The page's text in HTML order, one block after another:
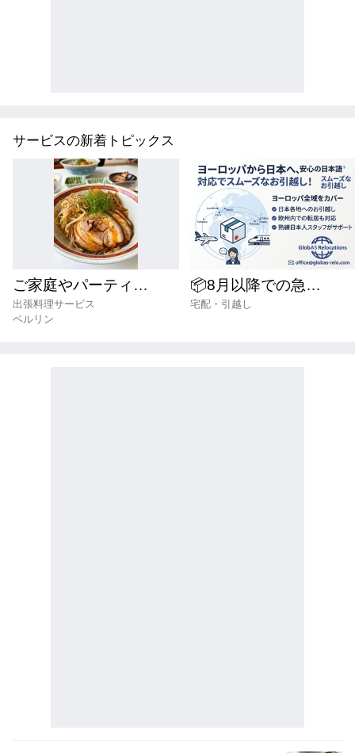
サービスの新着トピックス
ご家庭やパーティ向け出張料理サービス（Shins Kitchen Berlin）
出張料理サービス
ベルリン
📦8月以降での急な引越しもまだ間に合います、今すぐグローバス・リロケーションにご相談下さい！📦
宅配・引越し